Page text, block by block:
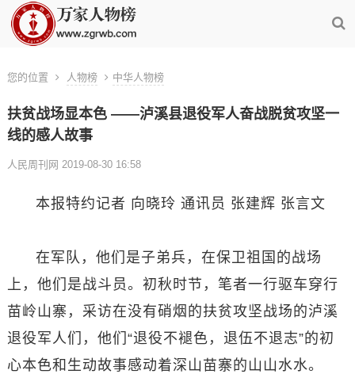
您的位置 人物榜 中华人物榜
扶贫战场显本色 ——泸溪县退役军人奋战脱贫攻坚一
线的感人故事
人民周刊网 2019-08-30 16:58
本报特约记者 向晓玲 通讯员 张建辉 张言文
在军队，他们是子弟兵，在保卫祖国的战场
上，他们是战斗员。初秋时节，笔者一行驱车穿行
苗岭山寨，采访在没有硝烟的扶贫攻坚战场的泸溪
退役军人们，他们“退役不褪色，退伍不退志”的初
心本色和生动故事感动着深山苗寨的山山水水。